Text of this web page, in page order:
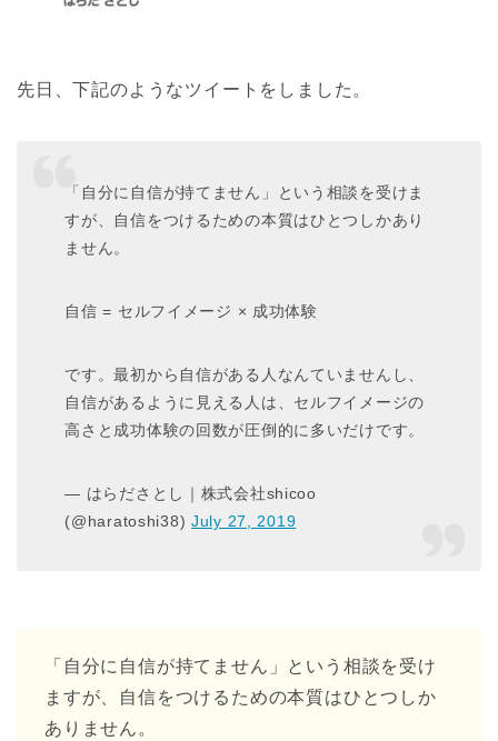
先日、下記のようなツイートをしました。
「自分に自信が持てません」という相談を受けま
すが、自信をつけるための本質はひとつしかあり
ません。
自信 = セルフイメージ × 成功体験
です。最初から自信がある人なんていませんし、
自信があるように見える人は、セルフイメージの
高さと成功体験の回数が圧倒的に多いだけです。
— はらださとし｜株式会社shicoo
(@haratoshi38) July 27, 2019
「自分に自信が持てません」という相談を受け
ますが、自信をつけるための本質はひとつしか
ありません。